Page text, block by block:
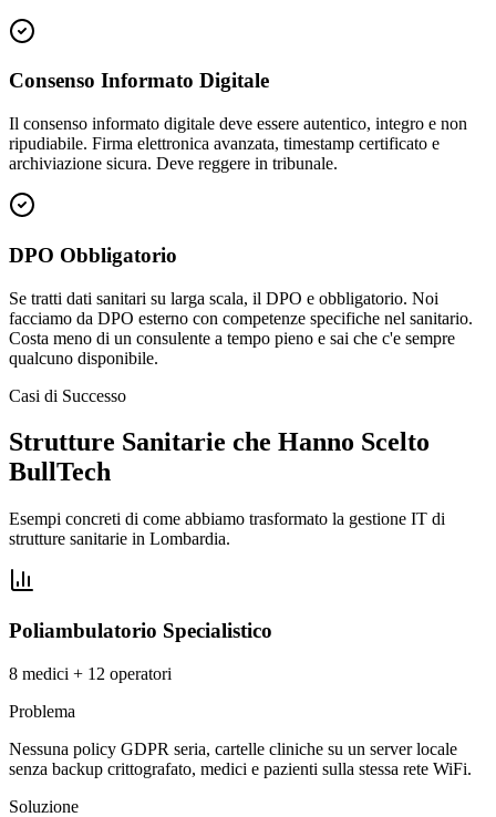
Consenso Informato Digitale
Il consenso informato digitale deve essere autentico, integro e non
ripudiabile. Firma elettronica avanzata, timestamp certificato e
archiviazione sicura. Deve reggere in tribunale.
DPO Obbligatorio
Se tratti dati sanitari su larga scala, il DPO e obbligatorio. Noi
facciamo da DPO esterno con competenze specifiche nel sanitario.
Costa meno di un consulente a tempo pieno e sai che c'e sempre
qualcuno disponibile.
Casi di Successo
Strutture Sanitarie che Hanno Scelto
BullTech
Esempi concreti di come abbiamo trasformato la gestione IT di
strutture sanitarie in Lombardia.
Poliambulatorio Specialistico
8 medici + 12 operatori
Problema
Nessuna policy GDPR seria, cartelle cliniche su un server locale
senza backup crittografato, medici e pazienti sulla stessa rete WiFi.
Soluzione